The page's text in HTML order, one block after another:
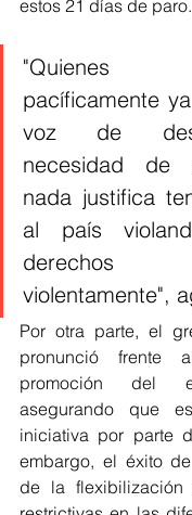
estos 21 días de paro.
"Quienes
pacíficamente
voz de
necesidad de
nada justifica
al país
derechos
violentamente",
Por otra parte, el
pronunció
promoción del
asegurando que
iniciativa por parte
embargo, el éxito
de la